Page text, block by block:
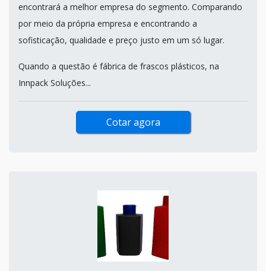
encontrará a melhor empresa do segmento. Comparando
por meio da própria empresa e encontrando a
sofisticação, qualidade e preço justo em um só lugar.
Quando a questão é fábrica de frascos plásticos, na
Innpack Soluções...
Cotar agora